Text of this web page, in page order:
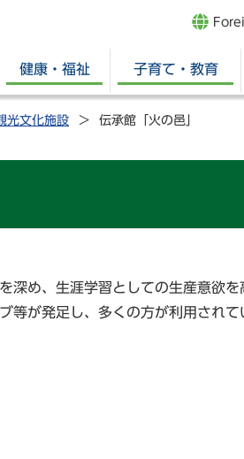
健康・福祉 子育て・教育
光文化施設 伝承館「火の邑」
め、生涯学習としての生産意欲を
等が発足し、多くの方が利用されて